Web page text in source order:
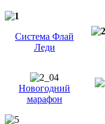
Система Флай
Леди
Новогодний
марафон